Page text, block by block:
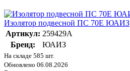
Изолятор подвесной ПС 70Е ЮАИЗ
Артикул: 259429А
Бренд:
ЮАИЗ
На складе 585 шт.
Обновлено 06.08.2026